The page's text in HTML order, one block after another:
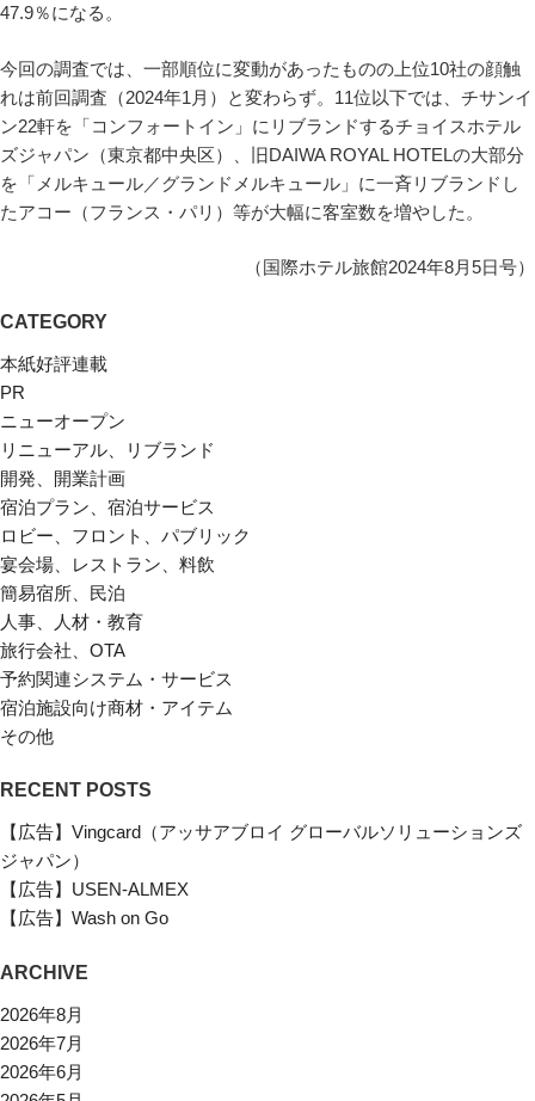
47.9％になる。
今回の調査では、一部順位に変動があったものの上位10社の顔触
れは前回調査（2024年1月）と変わらず。11位以下では、チサンイ
ン22軒を「コンフォートイン」にリブランドするチョイスホテル
ズジャパン（東京都中央区）、旧DAIWA ROYAL HOTELの大部分
を「メルキュール／グランドメルキュール」に一斉リブランドし
たアコー（フランス・パリ）等が大幅に客室数を増やした。
（国際ホテル旅館2024年8月5日号）
CATEGORY
本紙好評連載
PR
ニューオープン
リニューアル、リブランド
開発、開業計画
宿泊プラン、宿泊サービス
ロビー、フロント、パブリック
宴会場、レストラン、料飲
簡易宿所、民泊
人事、人材・教育
旅行会社、OTA
予約関連システム・サービス
宿泊施設向け商材・アイテム
その他
RECENT POSTS
【広告】Vingcard（アッサアブロイ グローバルソリューションズ
ジャパン）
【広告】USEN-ALMEX
【広告】Wash on Go
ARCHIVE
2026年8月
2026年7月
2026年6月